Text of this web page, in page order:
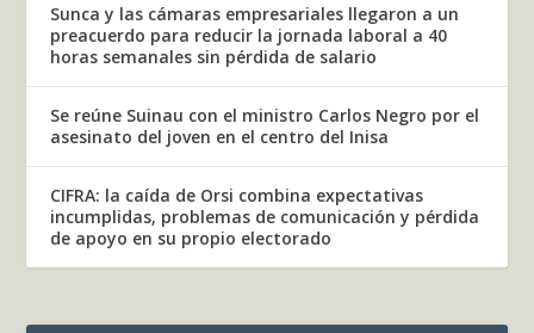
Sunca y las cámaras empresariales llegaron a un
preacuerdo para reducir la jornada laboral a 40
horas semanales sin pérdida de salario
Se reúne Suinau con el ministro Carlos Negro por el
asesinato del joven en el centro del Inisa
CIFRA: la caída de Orsi combina expectativas
incumplidas, problemas de comunicación y pérdida
de apoyo en su propio electorado